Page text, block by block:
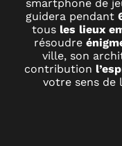
smartphone de
guidera pendant
tous les lieux
résoudre
ville, son
contribution
votre sens de